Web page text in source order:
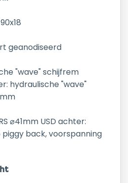
geanodiseerd
"wave" schijfrem
hydraulische "wave"
⌀41mm USD achter:
piggy back, voorspanning